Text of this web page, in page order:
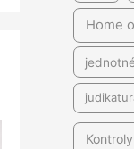
Home
Kontroly